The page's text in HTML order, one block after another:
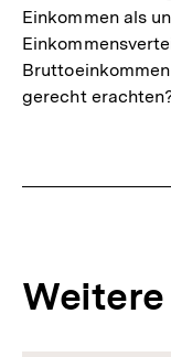
Einkommen als
gerecht